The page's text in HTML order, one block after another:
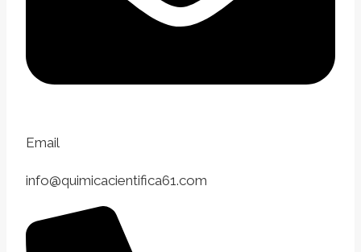
Email
info@quimicacientifica61.com